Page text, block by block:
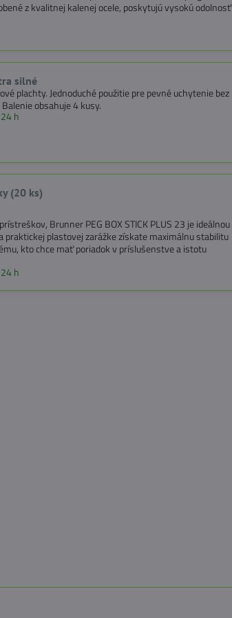
z kvalitnej kalenej ocele, poskytujú vysokú odolnosť
silné
plachty. Jednoduché použitie pre pevné uchytenie bez
obsahuje 4 kusy.
h
(20 ks)
Brunner PEG BOX STICK PLUS 23 je ideálnou
plastovej zarážke získate maximálnu stabilitu
kto chce mať poriadok v príslušenstve a istotu
h